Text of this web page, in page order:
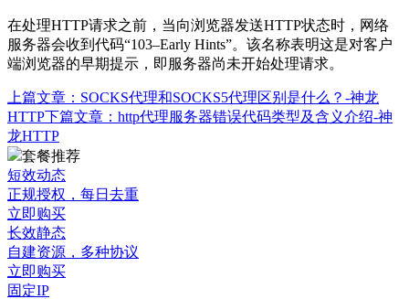
在处理HTTP请求之前，当向浏览器发送HTTP状态时，网络
服务器会收到代码“103–Early Hints”。该名称表明这是对客户
端浏览器的早期提示，即服务器尚未开始处理请求。
上篇文章： SOCKS代理和SOCKS5代理区别是什么？-神龙
HTTP下篇文章： http代理服务器错误代码类型及含义介绍-神
龙HTTP
套餐推荐
短效动态
正规授权，每日去重
立即购买
长效静态
自建资源，多种协议
立即购买
固定IP